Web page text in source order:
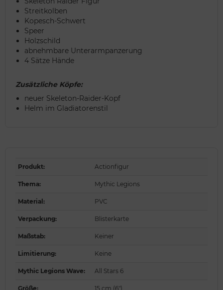
Streitkolben
Kopesch-Schwert
Speer
Holzschild
abnehmbare Unterarmpanzerung
4 Sätze Hände
Zusätzliche Köpfe:
neuer Skeleton-Raider-Kopf
Helm im Gladiatorenstil
Produkt: Actionfigur
Thema: Mythic Legions
Material: PVC
Verpackung: Blisterkarte
Maßstab: Keiner
Limitierung: Keine
Mythic Legions Wave: All Stars 6
Größe: 15 cm (6")